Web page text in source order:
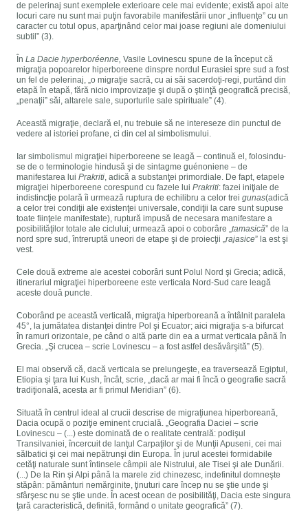
de pelerinaj sunt exemplele exterioare cele mai evidente; există apoi alte
locuri care nu sunt mai puţin favorabile manifestării unor „influenţe” cu un
caracter cu totul opus, aparţinând celor mai joase regiuni ale domeniului
subtil” (3).
ÎnLa Dacie hyperboréenne,Vasile Lovinescu spune de la început că
migraţia popoarelor hiperboreene dinspre nordul Eurasiei spre sud a fost
un fel de pelerinaj, „o migraţie sacră, cu ai săi sacerdoţi-regi, purtând din
etapă în etapă, fără nicio improvizaţie şi după o ştiinţă geografică precisă,
„penaţii” săi, altarele sale, suporturile sale spirituale” (4).
Această migraţie, declară el, nu trebuie să ne intereseze din punctul de
vedere al istoriei profane, ci din cel al simbolismului.
Iar simbolismul migraţiei hiperboreene se leagă – continuă el, folosindu-
se de o terminologie hindusă şi de sintagme guénoniene – de
manifestarea luiPrakriti, adică a substanţei primordiale. De fapt, etapele
migraţiei hiperboreene corespund cu fazele luiPrakriti: fazei iniţiale de
indistincţie polară îi urmează ruptura de echilibru a celor treigunas(adică
a celor trei condiţii ale existenţei universale, condiţii la care sunt supuse
toate fiinţele manifestate), ruptură impusă de necesara manifestare a
posibilităţilor totale ale ciclului; urmează apoi o coborâre „tamasică” de la
nord spre sud, întreruptă uneori de etape şi de proiecţii „rajasice” la est şi
vest.
Cele două extreme ale acestei coborâri sunt Polul Nord şi Grecia; adică,
itinerariul migraţiei hiperboreene este verticala Nord-Sud care leagă
aceste două puncte.
Coborând pe această verticală, migraţia hiperboreană a întâlnit paralela
45°, la jumătatea distanţei dintre Pol şi Ecuator; aici migraţia s-a bifurcat
în ramuri orizontale, pe când o altă parte din ea a urmat verticala până în
Grecia. „Şi crucea – scrie Lovinescu – a fost astfel desăvârşită” (5).
El mai observă că, dacă verticala se prelungeşte, ea traversează Egiptul,
Etiopia şi ţara lui Kush, încât, scrie, „dacă ar mai fi încă o geografie sacră
tradiţională, acesta ar fi primul Meridian” (6).
Situată în centrul ideal al crucii descrise de migraţiunea hiperboreană,
Dacia ocupă o poziţie eminent crucială. „Geografia Daciei – scrie
Lovinescu – (...) este dominată de o realitate centrală: podişul
Transilvaniei, încercuit de lanţul Carpaţilor şi de Munţii Apuseni, cei mai
sălbatici şi cei mai nepătrunşi din Europa. În jurul acestei formidabile
cetăţi naturale sunt întinsele câmpii ale Nistrului, ale Tisei şi ale Dunării.
(...) De la Rin şi Alpi până la marele zid chinezesc, indefinitul domneşte
stăpân: pământuri nemărginite, ţinuturi care încep nu se ştie unde şi
sfârşesc nu se ştie unde. În acest ocean de posibilităţi, Dacia este singura
ţară caracteristică, definită, formând o unitate geografică” (7).